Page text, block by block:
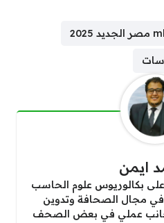
ايمن
بكالوريوس علوم الحاسب
مجال الصحافة وتدوين
منذ عام 2012 بجانب عملي في بعض الصحف